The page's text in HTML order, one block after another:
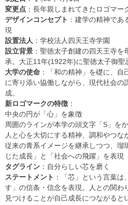
変更点 ：長年親しまれてきたロゴマー
デザインコンセプト ：建学の精神で
現
設置法人 ：学校法人四天王寺学園
設立背景 ：聖徳太子創建の四天王寺
承。大正11年(1922年)に聖徳太子御聖
大学の使命 ：「和の精神」を礎に、自
に寄り添い協働しながら、現代社会の
成。
新ロゴマークの特徴 ：
中央の円が「心」を象徴
周囲のラインが本学の頭文字「S」を
人と心を大切にする精神、調和やつ
従来の青系イメージを継承しつつ、瑠
じた成長」と「社会への飛躍」を表現
タグライン ：自分らしい芯を磨く
ステートメント ：「芯」という言葉
す」の信条・信念を表現。人との関わ
見つけることが自己成長につながると